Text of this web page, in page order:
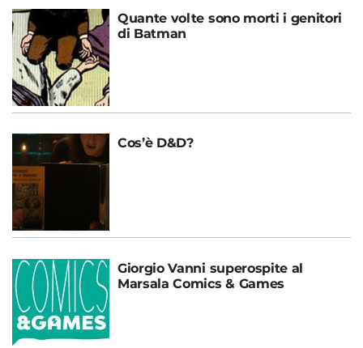
Quante volte sono morti i genitori
di Batman
Cos’è D&D?
Giorgio Vanni superospite al
Marsala Comics & Games